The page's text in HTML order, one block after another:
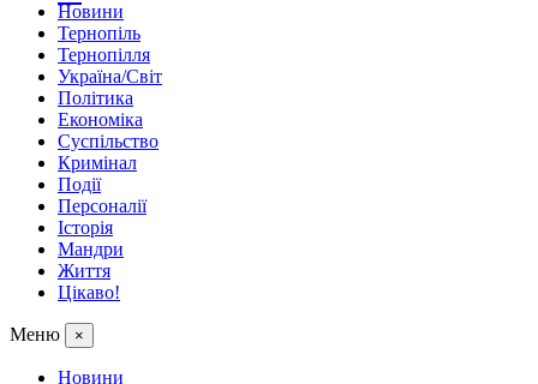
Новини
Тернопіль
Тернопілля
Україна/Світ
Політика
Економіка
Суспільство
Кримінал
Події
Персоналії
Історія
Мандри
Життя
Цікаво!
Меню ×
Новини